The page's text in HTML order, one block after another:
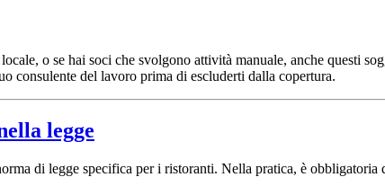
o se hai soci che svolgono attività manuale, anche questi
consulente del lavoro prima di escluderti dalla copertura.
legge
di legge specifica per i ristoranti. Nella pratica, è obbligatoria